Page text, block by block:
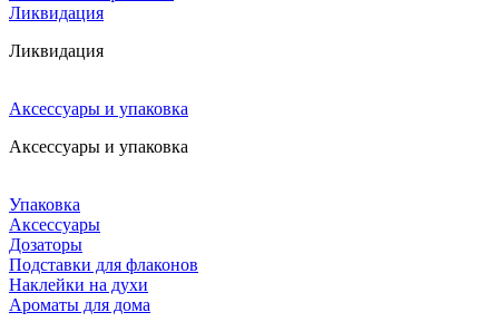
Ликвидация
Ликвидация
Аксессуары и упаковка
Аксессуары и упаковка
Упаковка
Аксессуары
Дозаторы
Подставки для флаконов
Наклейки на духи
Ароматы для дома